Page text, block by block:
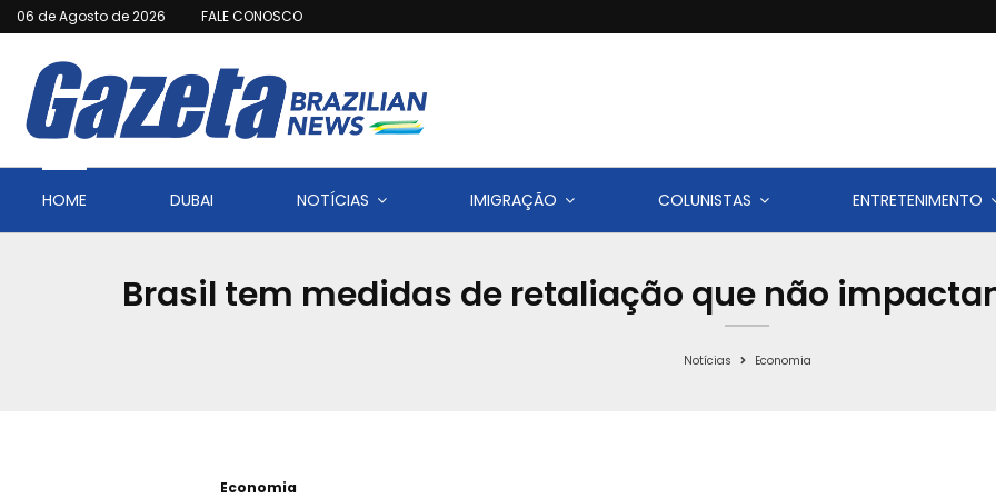
06 de Agosto de 2026 FALE CONOSCO
HOME DUBAI NOTÍCIAS IMIGRAÇÃO COLUNISTAS ENTRETENIMENTO
Brasil tem medidas de retaliação que não
Notícias Economia
Economia